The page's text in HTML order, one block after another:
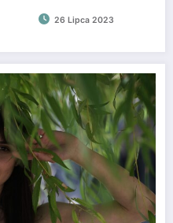
26 Lipca 2023